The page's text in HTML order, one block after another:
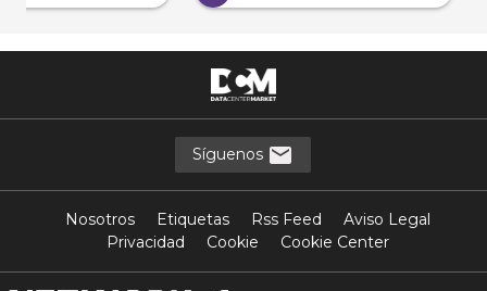
Síguenos
Nosotros Etiquetas Rss Feed
Aviso Legal
Privacidad
Cookie Cookie Center